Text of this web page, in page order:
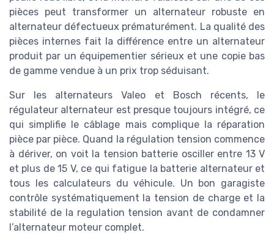
pièces peut transformer un alternateur robuste en
alternateur défectueux prématurément. La qualité des
pièces internes fait la différence entre un alternateur
produit par un équipementier sérieux et une copie bas
de gamme vendue à un prix trop séduisant.
Sur les alternateurs Valeo et Bosch récents, le
régulateur alternateur est presque toujours intégré, ce
qui simplifie le câblage mais complique la réparation
pièce par pièce. Quand la régulation tension commence
à dériver, on voit la tension batterie osciller entre 13 V
et plus de 15 V, ce qui fatigue la batterie alternateur et
tous les calculateurs du véhicule. Un bon garagiste
contrôle systématiquement la tension de charge et la
stabilité de la regulation tension avant de condamner
l’alternateur moteur complet.